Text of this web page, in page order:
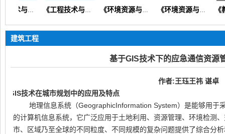
《工程技术与发展》（矿山机械交通路桥市政建筑信息通信） 《工程技术与发展》 《环境资源与工程科技论坛》（生态环境矿产地质资源经济） 《环境资源与工程科技论坛》
建筑工程
基于GIS技术下的应急通信资源
作者:王珏王祎 谌卓
GIS技术在城市规划中的应用及特点
地理信息系统（GeographicInformation System）是能够用于
的计算机信息系统，它广泛应用于土地利用、资源管理、环境检测
市、区域乃至全球的不同粒度、不同规模的复杂问题提供了综合分